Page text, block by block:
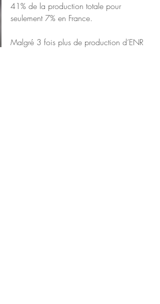
41% de la production totale pour
seulement 7% en France.
Malgré 3 fois plus de production d’ENR